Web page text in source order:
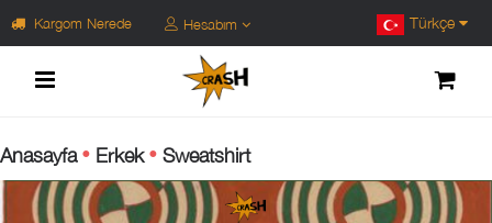
Türkçe
Kargom Nerede Hesabım
Anasayfa Erkek Sweatshirt